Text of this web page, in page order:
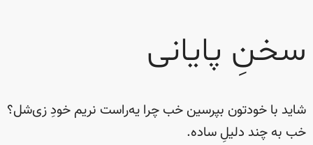
سخنِ پایانی
شاید با خودتون بپرسین خب چرا یه‌راست نریم خودِ زی‌شل؟
خب به چند دلیلِ ساده.